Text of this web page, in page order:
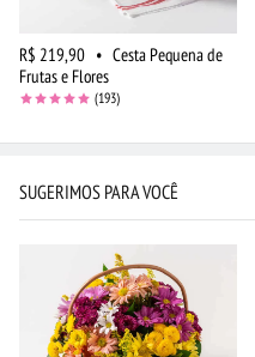
R$ 219,90 • Cesta Pequena de
Frutas e Flores
(193)
SUGERIMOS PARA VOCÊ